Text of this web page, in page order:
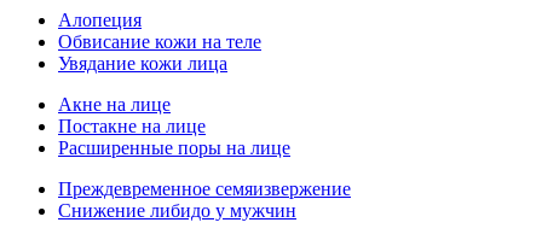
Алопеция
Обвисание кожи на теле
Увядание кожи лица
Акне на лице
Постакне на лице
Расширенные поры на лице
Преждевременное семяизвержение
Снижение либидо у мужчин